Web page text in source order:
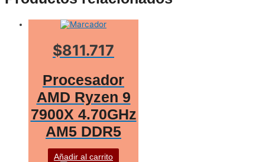
$811.717
Procesador
AMD Ryzen 9
7900X 4.70GHz
AM5 DDR5
Añadir al carrito